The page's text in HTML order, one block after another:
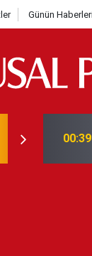
Günün
00:39